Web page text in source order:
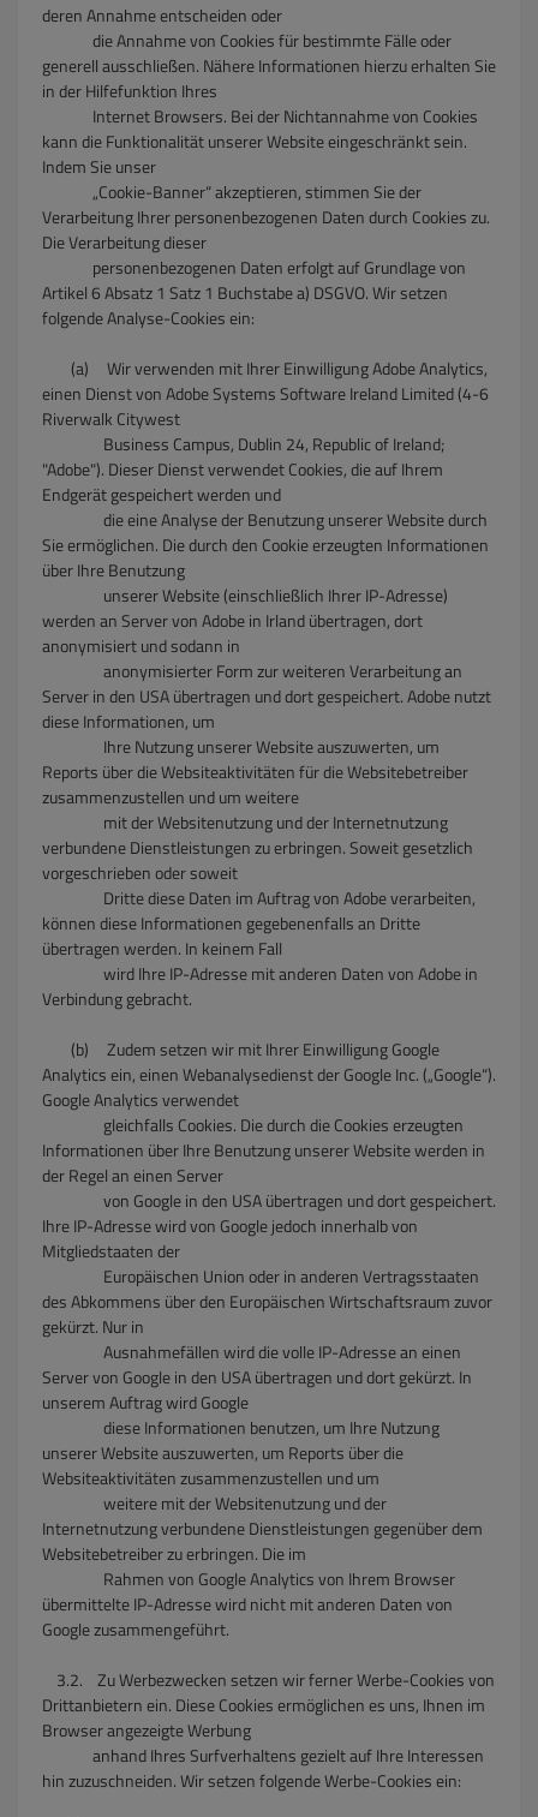
deren Annahme entscheiden oder
die Annahme von Cookies für bestimmte Fälle oder
generell ausschließen. Nähere Informationen hierzu erhalten Sie
in der Hilfefunktion Ihres
Internet Browsers. Bei der Nichtannahme von Cookies
kann die Funktionalität unserer Website eingeschränkt sein.
Indem Sie unser
„Cookie-Banner“ akzeptieren, stimmen Sie der
Verarbeitung Ihrer personenbezogenen Daten durch Cookies zu.
Die Verarbeitung dieser
personenbezogenen Daten erfolgt auf Grundlage von
Artikel 6 Absatz 1 Satz 1 Buchstabe a) DSGVO. Wir setzen
folgende Analyse-Cookies ein:
(a) Wir verwenden mit Ihrer Einwilligung Adobe Analytics,
einen Dienst von Adobe Systems Software Ireland Limited (4-6
Riverwalk Citywest
Business Campus, Dublin 24, Republic of Ireland;
"Adobe"). Dieser Dienst verwendet Cookies, die auf Ihrem
Endgerät gespeichert werden und
die eine Analyse der Benutzung unserer Website durch
Sie ermöglichen. Die durch den Cookie erzeugten Informationen
über Ihre Benutzung
unserer Website (einschließlich Ihrer IP-Adresse)
werden an Server von Adobe in Irland übertragen, dort
anonymisiert und sodann in
anonymisierter Form zur weiteren Verarbeitung an
Server in den USA übertragen und dort gespeichert. Adobe nutzt
diese Informationen, um
Ihre Nutzung unserer Website auszuwerten, um
Reports über die Websiteaktivitäten für die Websitebetreiber
zusammenzustellen und um weitere
mit der Websitenutzung und der Internetnutzung
verbundene Dienstleistungen zu erbringen. Soweit gesetzlich
vorgeschrieben oder soweit
Dritte diese Daten im Auftrag von Adobe verarbeiten,
können diese Informationen gegebenenfalls an Dritte
übertragen werden. In keinem Fall
wird Ihre IP-Adresse mit anderen Daten von Adobe in
Verbindung gebracht.
(b) Zudem setzen wir mit Ihrer Einwilligung Google
Analytics ein, einen Webanalysedienst der Google Inc. („Google“).
Google Analytics verwendet
gleichfalls Cookies. Die durch die Cookies erzeugten
Informationen über Ihre Benutzung unserer Website werden in
der Regel an einen Server
von Google in den USA übertragen und dort gespeichert.
Ihre IP-Adresse wird von Google jedoch innerhalb von
Mitgliedstaaten der
Europäischen Union oder in anderen Vertragsstaaten
des Abkommens über den Europäischen Wirtschaftsraum zuvor
gekürzt. Nur in
Ausnahmefällen wird die volle IP-Adresse an einen
Server von Google in den USA übertragen und dort gekürzt. In
unserem Auftrag wird Google
diese Informationen benutzen, um Ihre Nutzung
unserer Website auszuwerten, um Reports über die
Websiteaktivitäten zusammenzustellen und um
weitere mit der Websitenutzung und der
Internetnutzung verbundene Dienstleistungen gegenüber dem
Websitebetreiber zu erbringen. Die im
Rahmen von Google Analytics von Ihrem Browser
übermittelte IP-Adresse wird nicht mit anderen Daten von
Google zusammengeführt.
3.2. Zu Werbezwecken setzen wir ferner Werbe-Cookies von
Drittanbietern ein. Diese Cookies ermöglichen es uns, Ihnen im
Browser angezeigte Werbung
anhand Ihres Surfverhaltens gezielt auf Ihre Interessen
hin zuzuschneiden. Wir setzen folgende Werbe-Cookies ein: